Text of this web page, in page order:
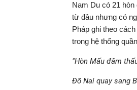
Nam Du có 21
từ đâu nhưng có
Pháp ghi theo
trong hệ thống
"Hòn Mấu đâm
Đô Nai quay sang